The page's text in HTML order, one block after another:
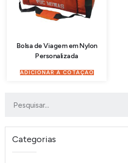
Categorias
Bolsa de Viagem em Nylon
Personalizada
ADICIONAR À COTAÇÃO